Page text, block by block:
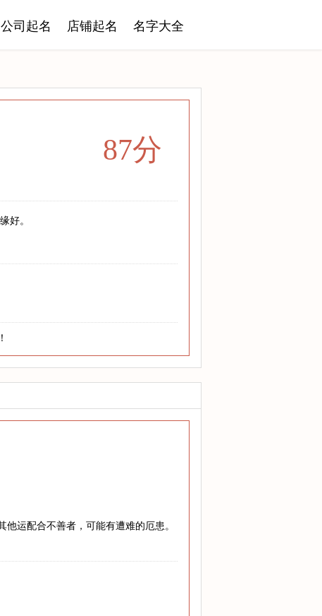
公司起名 店铺起名 名字大全
87分
好。
运配合不善者，可能有遭难的厄患。